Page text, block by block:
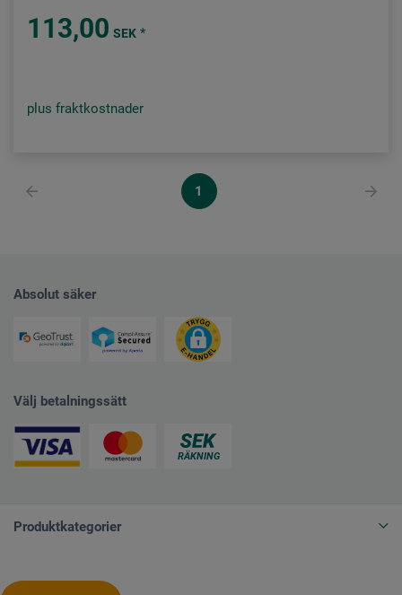
113,00 SEK *
plus fraktkostnader
1
Absolut säker
Välj betalningssätt
Produktkategorier